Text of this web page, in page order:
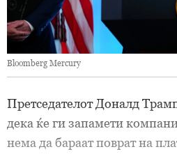
Bloomberg Mercury
Претседателот Доналд
дека ќе ги запамети
нема да бараат поврат на